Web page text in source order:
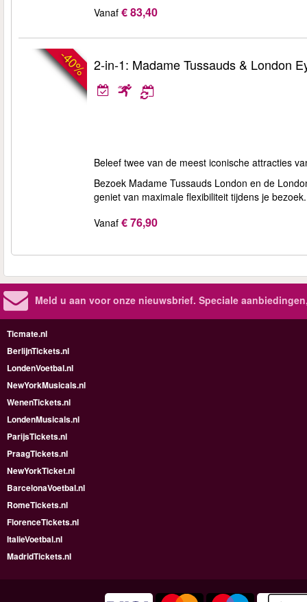
Vanaf € 83,40
-40% 2-in-1: Madame Tussauds & London
Beleef twee van de meest iconische attracties
Bezoek Madame Tussauds London en de
geniet van maximale flexibiliteit tijdens je bezoek.
Vanaf € 76,90
Meld u aan voor onze nieuwsbrief. Speciale
Ticmate.nl
BerlijnTickets.nl
LondenVoetbal.nl
NewYorkMusicals.nl
WenenTickets.nl
LondenMusicals.nl
ParijsTickets.nl
PraagTickets.nl
NewYorkTicket.nl
BarcelonaVoetbal.nl
RomeTickets.nl
FlorenceTickets.nl
ItalieVoetbal.nl
MadridTickets.nl